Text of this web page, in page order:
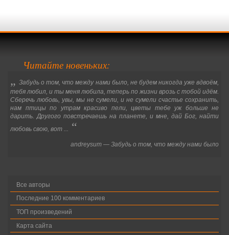
Читайте новеньких:
„Забудь о том, что между нами было, не будем никогда уже вдвоём,
тебя любил, и ты меня любила, теперь по жизни врозь с тобой идём.
Сберечь любовь, увы, мы не сумели, и не сумели счастье сохранить,
нам птицы по утрам красиво пели, цветы тебе уж больше не
дарить. Другого повстречаешь на планете, и мне, дай Бог, найти
любовь свою, вот ... “
andreysum — Забудь о том, что между нами было
Все авторы
Последние 100 комментариев
ТОП произведений
Карта сайта